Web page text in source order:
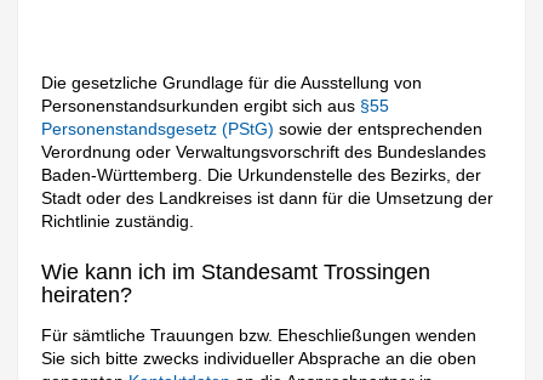
Die gesetzliche Grundlage für die Ausstellung von
Personenstandsurkunden ergibt sich aus §55
Personenstandsgesetz (PStG)sowie der entsprechenden
Verordnung oder Verwaltungsvorschrift des Bundeslandes
Baden-Württemberg. Die Urkundenstelle des Bezirks, der
Stadt oder des Landkreises ist dann für die Umsetzung der
Richtlinie zuständig.
Wie kann ich im Standesamt Trossingen
heiraten?
Für sämtliche Trauungen bzw. Eheschließungen wenden
Sie sich bitte zwecks individueller Absprache an die oben